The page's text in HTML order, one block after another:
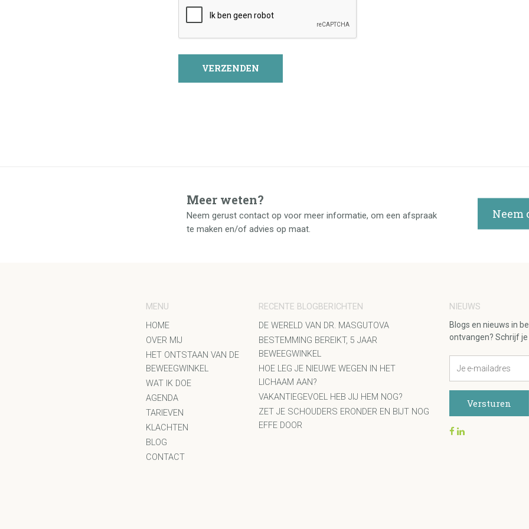
Meer weten?
Neem gerust contact op voor meer informatie, om een afspraak
te maken en/of advies op maat.
Neem
MENU
HOME
OVER MIJ
HET ONTSTAAN VAN DE
BEWEEGWINKEL
WAT IK DOE
AGENDA
TARIEVEN
KLACHTEN
BLOG
CONTACT
RECENTE BLOGBERICHTEN
DE WERELD VAN DR. MASGUTOVA
BESTEMMING BEREIKT, 5 JAAR
BEWEEGWINKEL
HOE LEG JE NIEUWE WEGEN IN HET
LICHAAM AAN?
VAKANTIEGEVOEL HEB JIJ HEM NOG?
ZET JE SCHOUDERS ERONDER EN BIJT NOG
EFFE DOOR
NIEUWS
Blogs en nieuws in
ontvangen? Schrijf je